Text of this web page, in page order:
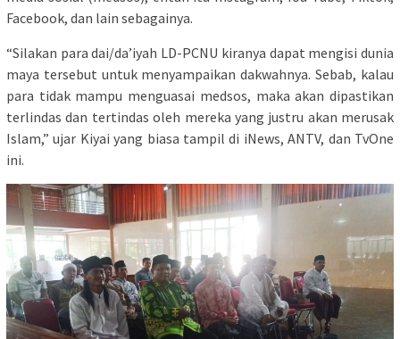
Facebook, dan lain sebagainya.
“Silakan para dai/da’iyah LD-PCNU kiranya dapat mengisi dunia
maya tersebut untuk menyampaikan dakwahnya. Sebab, kalau
para tidak mampu menguasai medsos, maka akan dipastikan
terlindas dan tertindas oleh mereka yang justru akan merusak
Islam,” ujar Kiyai yang biasa tampil di iNews, ANTV, dan TvOne
ini.